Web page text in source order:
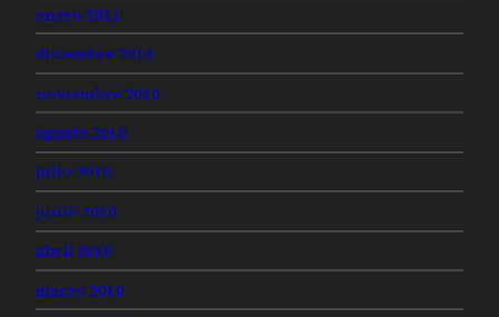
enero 2011
diciembre 2010
noviembre 2010
agosto 2010
julio 2010
junio 2010
abril 2010
marzo 2010